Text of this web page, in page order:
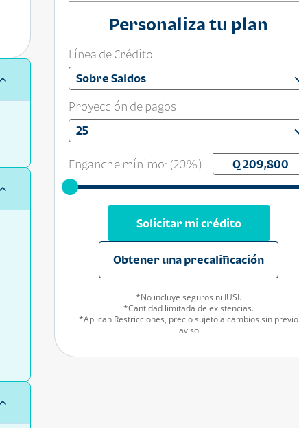
Personaliza tu plan
Línea de Crédito
Sobre Saldos
Proyección de pagos
25
Enganche mínimo: (20%)
Solicitar mi crédito
Obtener una precalificación
*No incluye seguros ni IUSI.
*Cantidad limitada de existencias.
*Aplican Restricciones, precio sujeto a cambios sin previo
aviso